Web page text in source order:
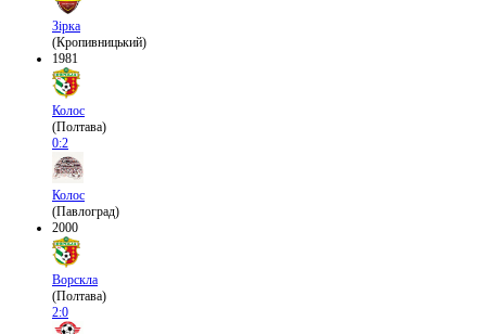
Зірка
(Кропивницький)
1981
Колос
(Полтава)
0:2
Колос
(Павлоград)
2000
Ворскла
(Полтава)
2:0